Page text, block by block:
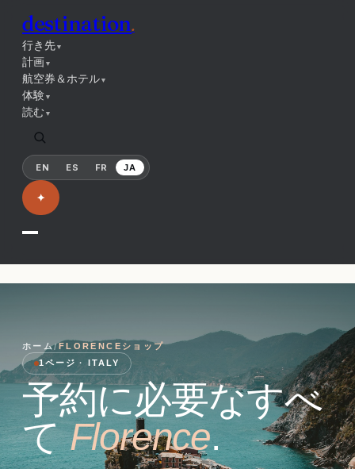
destination.
行き先▼
計画▼
航空券＆ホテル▼
体験 ▼
読む ▼
EN ES FR JA
✦
ホーム/FLORENCEショップ
1ページ · ITALY
予約に必要なすべ
て Florence.